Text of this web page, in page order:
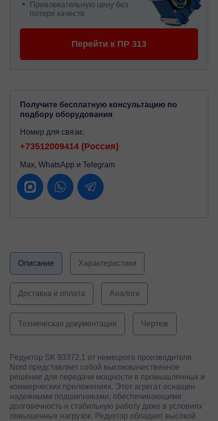
Привлекательную цену без
потери качеств
Перейти к ПР 313
Получите бесплатную консультацию по
подбору оборудования
Номер для связи:
+73512009414 (Россия)
Max, WhatsApp и Telegram
Описание Характеристики
Доставка и оплата Аналоги
Техническая документация Чертеж
Редуктор SK 93372.1 от немецкого производителя
Nord представляет собой высококачественное
решение для передачи мощности в промышленных и
коммерческих приложениях. Этот агрегат оснащен
надежными подшипниками, обеспечивающими
долговечность и стабильную работу даже в условиях
повышенных нагрузок. Редуктор обладает высокой